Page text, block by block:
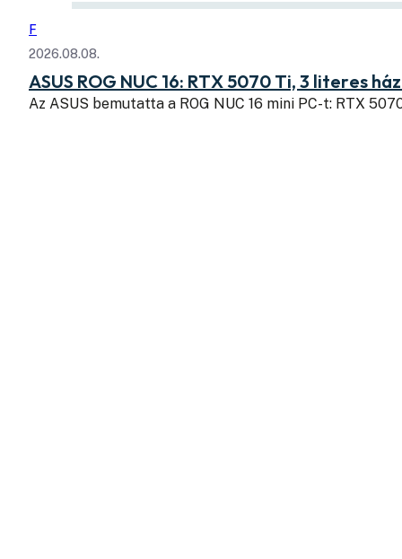
F
2026.08.08.
ASUS ROG NUC 16: RTX 5070 Ti, 3 literes
Az ASUS bemutatta a ROG NUC 16 mini PC-t: RTX